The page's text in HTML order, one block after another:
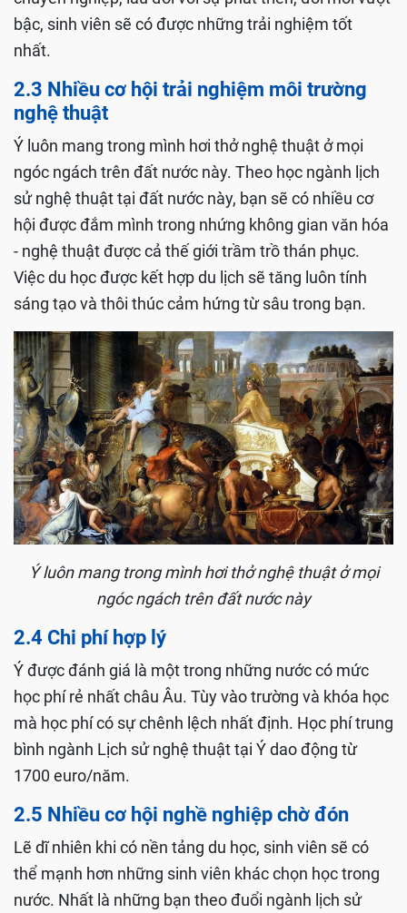
bậc, sinh viên sẽ có được những trải nghiệm tốt
nhất.
2.3 Nhiều cơ hội trải nghiệm môi trường
nghệ thuật
Ý luôn mang trong mình hơi thở nghệ thuật ở mọi
ngóc ngách trên đất nước này. Theo học ngành lịch
sử nghệ thuật tại đất nước này, bạn sẽ có nhiều cơ
hội được đắm mình trong nhứng không gian văn hóa
- nghệ thuật được cả thế giới trầm trồ thán phục.
Việc du học được kết hợp du lịch sẽ tăng luôn tính
sáng tạo và thôi thúc cảm hứng từ sâu trong bạn.
Ý luôn mang trong mình hơi thở nghệ thuật ở mọi
ngóc ngách trên đất nước này
2.4 Chi phí hợp lý
Ý được đánh giá là một trong những nước có mức
học phí rẻ nhất châu Âu. Tùy vào trường và khóa học
mà học phí có sự chênh lệch nhất định. Học phí trung
bình ngành Lịch sử nghệ thuật tại Ý dao động từ
1700 euro/năm.
2.5 Nhiều cơ hội nghề nghiệp chờ đón
Lẽ dĩ nhiên khi có nền tảng du học, sinh viên sẽ có
thể mạnh hơn những sinh viên khác chọn học trong
nước. Nhất là những bạn theo đuổi ngành lịch sử